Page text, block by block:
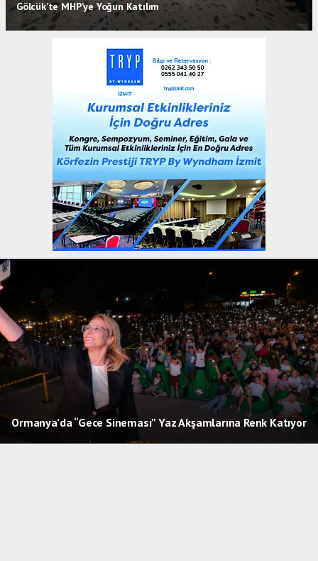
Gölcük’te MHP’ye Yoğun Katılım
Ormanya’da “Gece Sineması” Yaz Akşamlarına Renk Katıyor